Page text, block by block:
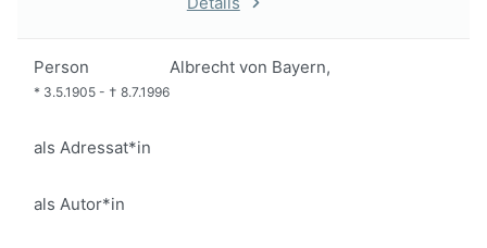
Person Albrecht von Bayern,
* 3.5.1905 - † 8.7.1996
als Adressat*in
als Autor*in